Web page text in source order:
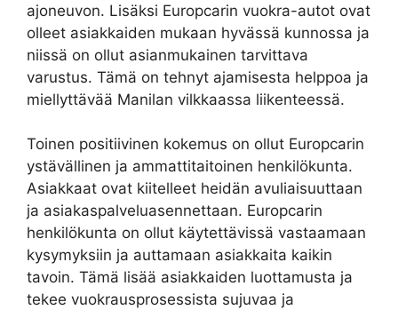
ajoneuvon. Lisäksi Europcarin vuokra-autot ovat
olleet asiakkaiden mukaan hyvässä kunnossa ja
niissä on ollut asianmukainen tarvittava
varustus. Tämä on tehnyt ajamisesta helppoa ja
miellyttävää Manilan vilkkaassa liikenteessä.
Toinen positiivinen kokemus on ollut Europcarin
ystävällinen ja ammattitaitoinen henkilökunta.
Asiakkaat ovat kiitelleet heidän avuliaisuuttaan
ja asiakaspalveluasennettaan. Europcarin
henkilökunta on ollut käytettävissä vastaamaan
kysymyksiin ja auttamaan asiakkaita kaikin
tavoin. Tämä lisää asiakkaiden luottamusta ja
tekee vuokrausprosessista sujuvaa ja